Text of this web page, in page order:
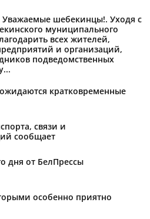
шебекинцы!. Уходя с
муниципального
всех жителей,
и организаций,
подведомственных
кратковременные
связи и
сообщает
дня от БелПрессы
особенно приятно